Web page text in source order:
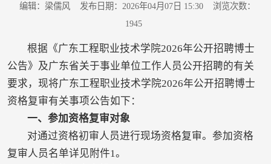
编辑：梁儒风 发布日期：2026年04月07日 15:30
浏览次数：
1945
根据《广东工程职业技术学院2026年公开招聘博士
公告》及广东省关于事业单位工作人员公开招聘的有关
要求，现将广东工程职业技术学院2026年公开招聘博士
资格复审有关事项公告如下：
一、参加资格复审对象
对通过资格初审人员进行现场资格复审。参加资格
复审人员名单详见附件1。